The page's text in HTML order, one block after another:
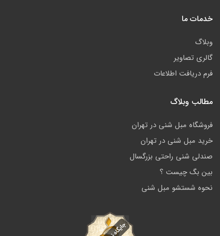
خدمات ما
وبلاگ
گالری تصاویر
فرم دریافت اطلاعات
مطالب وبلاگ
فروشگاه مبل شنی در تهران
خرید مبل شنی در تهران
صندلی شنی راحتی بزرگسال
بین بگ چیست ؟
نحوه شستشو مبل شنی